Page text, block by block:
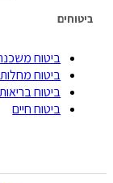
ביטוחים
ביטוח
ביטוח מחלות
ביטוח בריאות
ביטוח חיים